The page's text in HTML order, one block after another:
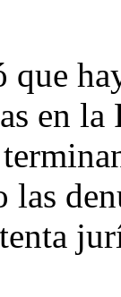
que
en la